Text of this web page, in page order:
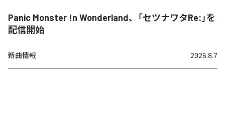
Panic Monster !n Wonderland、「セツナワタRe:」を
配信開始
新曲情報 2026.8.7